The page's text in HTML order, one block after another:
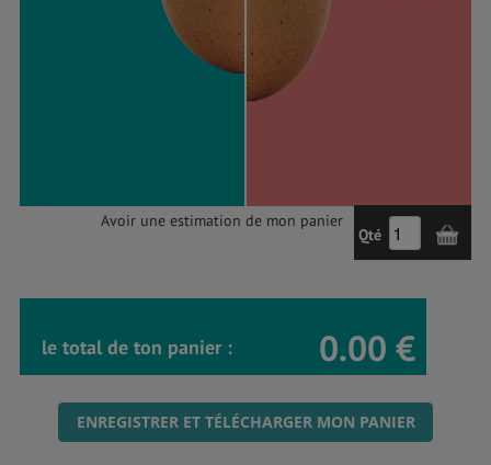
Avoir une estimation de mon panier
Qté
le total de ton panier : 0.00 €
ENREGISTRER ET TÉLÉCHARGER MON PANIER